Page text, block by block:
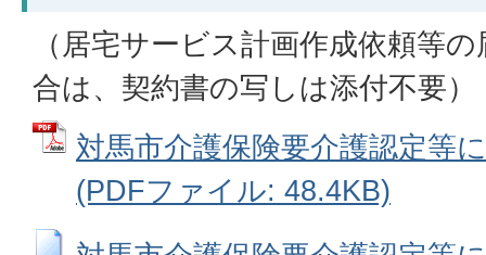
（居宅サービス計画作成依頼等
合は、契約書の写しは添付不要）
対馬市介護保険要介護認定等
(PDFファイル: 48.4KB)